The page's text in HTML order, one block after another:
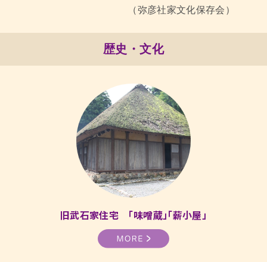
（弥彦社家文化保存会）
歴史・文化
旧武石家住宅 「味噌蔵」「薪小屋」